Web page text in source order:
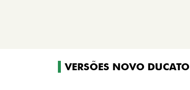
VERSÕES NOVO DUCATO